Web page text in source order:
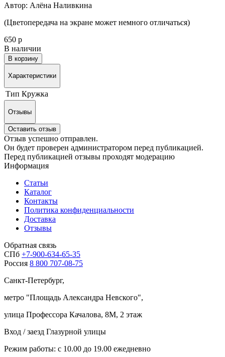
Автор: Алёна Наливкина
(Цветопередача на экране может немного отличаться)
650 р
В наличии
В корзину
Характеристики
Тип Кружка
Отзывы
Оставить отзыв
Отзыв успешно отправлен.
Он будет проверен администратором перед публикацией.
Перед публикацией отзывы проходят модерацию
Информация
Статьи
Каталог
Контакты
Политика конфиденциальности
Доставка
Отзывы
Обратная связь
СПб +7-900-634-65-35
Россия 8 800 707-08-75
Санкт-Петербург,
метро "Площадь Александра Невского",
улица Профессора Качалова, 8М, 2 этаж
Вход / заезд Глазурной улицы
Режим работы: с 10.00 до 19.00 ежедневно